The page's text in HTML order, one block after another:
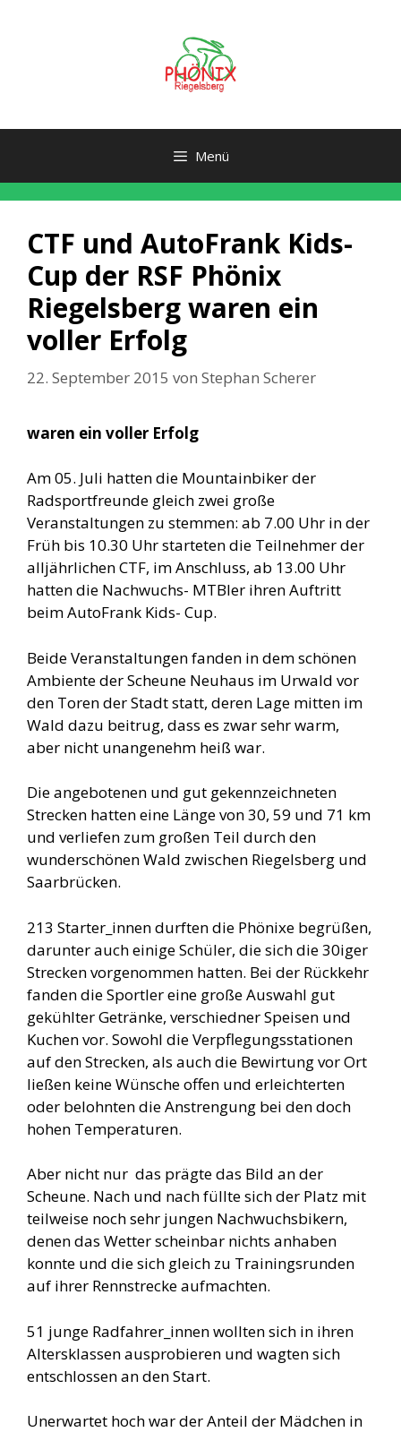
Menü
CTF und AutoFrank Kids-
Cup der RSF Phönix
Riegelsberg waren ein
voller Erfolg
22. September 2015 von Stephan Scherer
waren ein voller Erfolg
Am 05. Juli hatten die Mountainbiker der
Radsportfreunde gleich zwei große
Veranstaltungen zu stemmen: ab 7.00 Uhr in der
Früh bis 10.30 Uhr starteten die Teilnehmer der
alljährlichen CTF, im Anschluss, ab 13.00 Uhr
hatten die Nachwuchs- MTBler ihren Auftritt
beim AutoFrank Kids- Cup.
Beide Veranstaltungen fanden in dem schönen
Ambiente der Scheune Neuhaus im Urwald vor
den Toren der Stadt statt, deren Lage mitten im
Wald dazu beitrug, dass es zwar sehr warm,
aber nicht unangenehm heiß war.
Die angebotenen und gut gekennzeichneten
Strecken hatten eine Länge von 30, 59 und 71 km
und verliefen zum großen Teil durch den
wunderschönen Wald zwischen Riegelsberg und
Saarbrücken.
213 Starter_innen durften die Phönixe begrüßen,
darunter auch einige Schüler, die sich die 30iger
Strecken vorgenommen hatten. Bei der Rückkehr
fanden die Sportler eine große Auswahl gut
gekühlter Getränke, verschiedner Speisen und
Kuchen vor. Sowohl die Verpflegungsstationen
auf den Strecken, als auch die Bewirtung vor Ort
ließen keine Wünsche offen und erleichterten
oder belohnten die Anstrengung bei den doch
hohen Temperaturen.
Aber nicht nur das prägte das Bild an der
Scheune. Nach und nach füllte sich der Platz mit
teilweise noch sehr jungen Nachwuchsbikern,
denen das Wetter scheinbar nichts anhaben
konnte und die sich gleich zu Trainingsrunden
auf ihrer Rennstrecke aufmachten.
51 junge Radfahrer_innen wollten sich in ihren
Altersklassen ausprobieren und wagten sich
entschlossen an den Start.
Unerwartet hoch war der Anteil der Mädchen in